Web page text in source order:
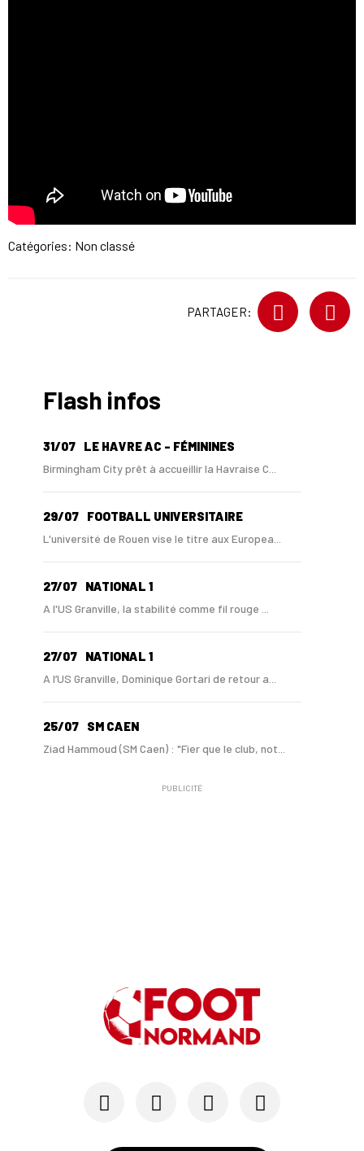
Catégories: Non classé
PARTAGER:
Flash infos
31/07 LE HAVRE AC - FÉMININES
Birmingham City prêt à accueillir la Havraise C...
29/07 FOOTBALL UNIVERSITAIRE
L'université de Rouen vise le titre aux Europea...
27/07 NATIONAL 1
A l'US Granville, la stabilité comme fil rouge ...
27/07 NATIONAL 1
A l’US Granville, Dominique Gortari de retour a...
25/07 SM CAEN
Ziad Hammoud (SM Caen) : "Fier que le club, not...
SM CAEN - MERCATO
Avec Mohamed Hafid, Malherbe veut frapper un gr...
SM Caen : Julien Meilhac quitte la direction de...
PUBLICITÉ